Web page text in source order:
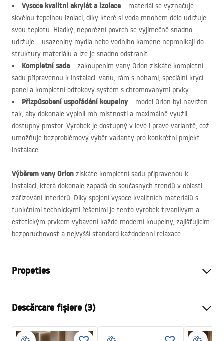
Vysoce kvalitní akrylát a izolace – materiál se vyznačuje
skvělou tepelnou izolací, díky které si voda mnohem déle udržuje
svou teplotu. Hladký, neporézní povrch se výjimečně snadno
udržuje – usazeniny mýdla nebo vodního kamene nepronikají do
struktury materiálu a lze je snadno odstranit.
Kompletní sada – zakoupením vany Orion získáte kompletní
sadu připravenou k instalaci: vanu, rám s nohami, speciální krycí
panel a kompletní odtokový systém s chromovanými prvky.
Přizpůsobení uspořádání koupelny– model Orion byl navržen
tak, aby dokonale vyplnil roh místnosti a maximálně využil
dostupný prostor. Výrobek je dostupný v levé i pravé variantě, což
umožňuje bezproblémový výběr varianty pro konkrétní projekt
instalace.
Výběrem vany Orion získáte kompletní sadu připravenou k
instalaci, která dokonale zapadá do současných trendů v oblasti
zařizování interiérů. Díky spojení vysoce kvalitních materiálů s
funkčními technickými řešeními je tento výrobek trvanlivým a
estetickým prvkem vybavení každé moderní koupelny, zajišťujícím
bezporuchovost a nejvyšší standard každodenní relaxace.
Propeties
Culoare
Material
Acrilic
Descărcare fișiere (3)